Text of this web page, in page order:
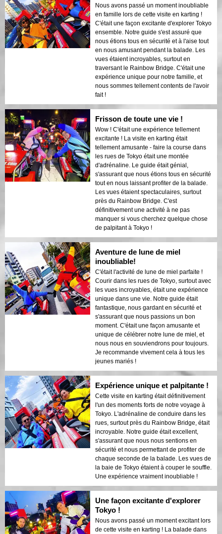
Nous avons passé un moment inoubliable
en famille lors de cette visite en karting !
C'était une façon excitante d'explorer Tokyo
ensemble. Notre guide s'est assuré que
nous étions tous en sécurité et à l'aise tout
en nous amusant pendant la balade. Les
vues étaient incroyables, surtout en
traversant le Rainbow Bridge. C'était une
expérience unique pour notre famille, et
nous sommes tellement contents de l'avoir
fait !
Frisson de toute une vie !
Wow ! C'était une expérience tellement
excitante ! La visite en karting était
tellement amusante - faire la course dans
les rues de Tokyo était une montée
d'adrénaline. Le guide était génial,
s'assurant que nous étions tous en sécurité
tout en nous laissant profiter de la balade.
Les vues étaient spectaculaires, surtout
près du Rainbow Bridge. C'est
définitivement une activité à ne pas
manquer si vous cherchez quelque chose
de palpitant à Tokyo !
Aventure de lune de miel
inoubliable!
C'était l'activité de lune de miel parfaite !
Courir dans les rues de Tokyo, surtout avec
les vues incroyables, était une expérience
unique dans une vie. Notre guide était
fantastique, nous gardant en sécurité et
s'assurant que nous passions un bon
moment. C'était une façon amusante et
unique de célébrer notre lune de miel, et
nous nous en souviendrons pour toujours.
Je recommande vivement cela à tous les
jeunes mariés !
Expérience unique et palpitante !
Cette visite en karting était définitivement
l'un des moments forts de notre voyage à
Tokyo. L'adrénaline de conduire dans les
rues, surtout près du Rainbow Bridge, était
incroyable. Notre guide était excellent,
s'assurant que nous nous sentions en
sécurité et nous permettant de profiter de
chaque seconde de la balade. Les vues de
la baie de Tokyo étaient à couper le souffle.
Une expérience vraiment inoubliable !
Une façon excitante d'explorer
Tokyo !
Nous avons passé un moment excitant lors
de cette visite en karting ! La balade dans